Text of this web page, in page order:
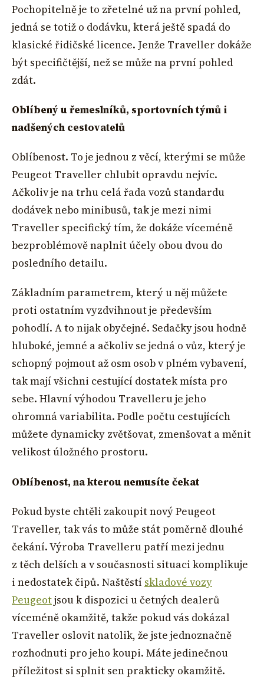
Pochopitelně je to zřetelné už na první pohled,
jedná se totiž o dodávku, která ještě spadá do
klasické řidičské licence. Jenže Traveller dokáže
být specifičtější, než se může na první pohled
zdát.
Oblíbený u řemeslníků, sportovních týmů i
nadšených cestovatelů
Oblíbenost. To je jednou z věcí, kterými se může
Peugeot Traveller chlubit opravdu nejvíc.
Ačkoliv je na trhu celá řada vozů standardu
dodávek nebo minibusů, tak je mezi nimi
Traveller specifický tím, že dokáže víceméně
bezproblémově naplnit účely obou dvou do
posledního detailu.
Základním parametrem, který u něj můžete
proti ostatním vyzdvihnout je především
pohodlí. A to nijak obyčejné. Sedačky jsou hodně
hluboké, jemné a ačkoliv se jedná o vůz, který je
schopný pojmout až osm osob v plném vybavení,
tak mají všichni cestující dostatek místa pro
sebe. Hlavní výhodou Travelleru je jeho
ohromná variabilita. Podle počtu cestujících
můžete dynamicky zvětšovat, zmenšovat a měnit
velikost úložného prostoru.
Oblíbenost, na kterou nemusíte čekat
Pokud byste chtěli zakoupit nový Peugeot
Traveller, tak vás to může stát poměrně dlouhé
čekání. Výroba Travelleru patří mezi jednu
z těch delších a v současnosti situaci komplikuje
i nedostatek čipů. Naštěstí skladové vozy
Peugeotjsou k dispozici u četných dealerů
víceméně okamžitě, takže pokud vás dokázal
Traveller oslovit natolik, že jste jednoznačně
rozhodnuti pro jeho koupi. Máte jedinečnou
příležitost si splnit sen prakticky okamžitě.